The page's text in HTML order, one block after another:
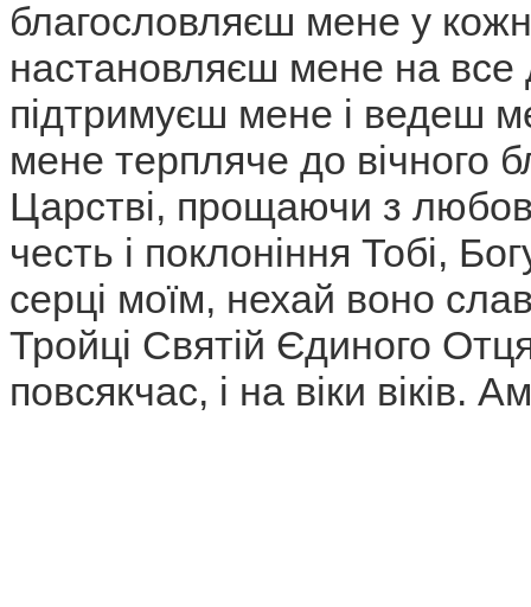
благословляєш мене у
настановляєш мене на все
підтримуєш мене і ведеш
мене терпляче до вічного
Царстві, прощаючи з
честь і поклоніння Тобі,
серці моїм, нехай воно
Тройці Святій Єдиного
повсякчас, і на віки віків.